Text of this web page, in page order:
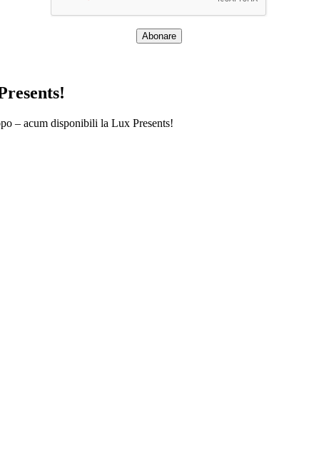
– acum disponibili la Lux Presents!